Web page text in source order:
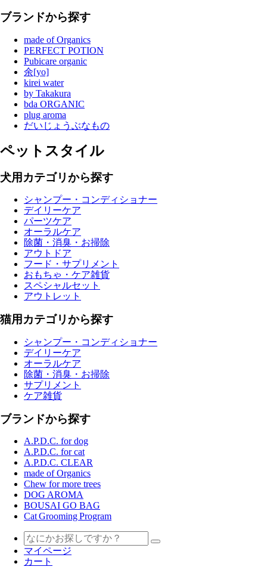
ブランドから探す
made of Organics
PERFECT POTION
Pubicare organic
余[yo]
kirei water
by Takakura
bda ORGANIC
plug aroma
だいじょうぶなもの
ペットスタイル
犬用カテゴリから探す
シャンプー・コンディショナー
デイリーケア
パーツケア
オーラルケア
除菌・消臭・お掃除
アウトドア
フード・サプリメント
おもちゃ・ケア雑貨
スペシャルセット
アウトレット
猫用カテゴリから探す
シャンプー・コンディショナー
デイリーケア
オーラルケア
除菌・消臭・お掃除
サプリメント
ケア雑貨
ブランドから探す
A.P.D.C. for dog
A.P.D.C. for cat
A.P.D.C. CLEAR
made of Organics
Chew for more trees
DOG AROMA
BOUSAI GO BAG
Cat Grooming Program
マイページ
カート